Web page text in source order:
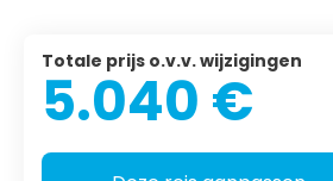
Totale prijs o.v.v. wijzigingen
5.040 €